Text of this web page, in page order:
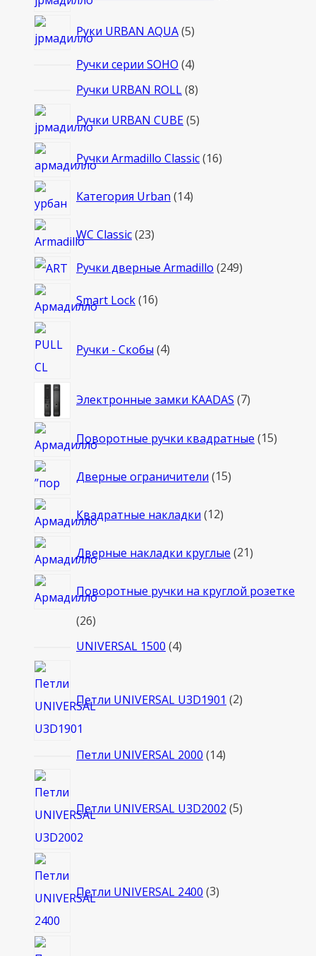
Руки URBAN AQUA 55
Ручки серии SOHO 44
товара
Ручки URBAN ROLL 88
Ручки URBAN CUBE 55
Ручки Armadillo Classic 1616
Категория Urban 1414
WC Classic 2323
Ручки дверные Armadillo 249249
Smart Lock 1616
Ручки - Скобы 4товара
Электронные замки KAADAS 77
Поворотные ручки квадратные 1515
Дверные ограничители 1515
Квадратные накладки 1212
Дверные накладки круглые 2121
Поворотные ручки на круглой розетке
2626
товаров
UNIVERSAL 1500 44
Петли UNIVERSAL U3D1901 2товара
Петли UNIVERSAL 2000 1414
Петли UNIVERSAL U3D2002 5товаров
Петли UNIVERSAL 2400 3товара